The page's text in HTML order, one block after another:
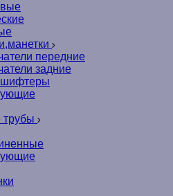
передние
задние
шифтеры
трубы